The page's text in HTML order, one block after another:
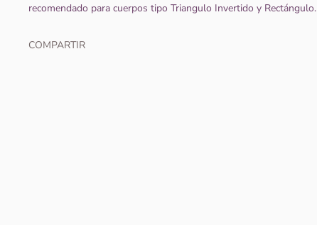
recomendado para cuerpos tipo Triangulo Invertido y Rectángulo.
COMPARTIR